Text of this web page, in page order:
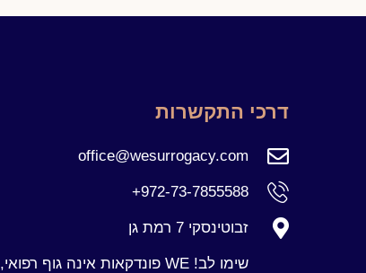
דרכי התקשרות
office@wesurrogacy.com
972-73-7855588+
זבוטינסקי 7 רמת גן
שימו לב! WE פונדקאות אינה גוף רפואי,